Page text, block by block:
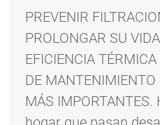
PREVENIR
PROLONGAR SU
EFICIENCIA
DE
MÁS